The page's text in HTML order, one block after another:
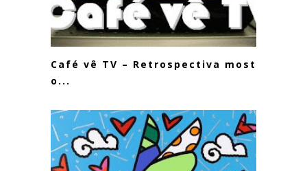
Café vê TV – Retrospectiva mostra
o...